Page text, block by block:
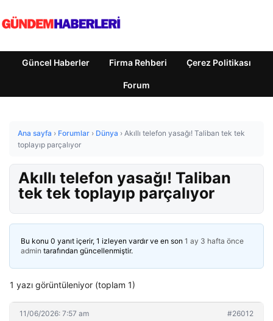
Güncel Haberler Firma Rehberi Çerez Politikası
Forum
Ana sayfa › Forumlar › Dünya › Akıllı telefon yasağı! Taliban tek tek
toplayıp parçalıyor
Akıllı telefon yasağı! Taliban
tek tek toplayıp parçalıyor
Bu konu 0 yanıt içerir, 1 izleyen vardır ve en son 1 ay 3 hafta önce
admin tarafından güncellenmiştir.
1 yazı görüntüleniyor (toplam 1)
11/06/2026: 7:57 am #26012